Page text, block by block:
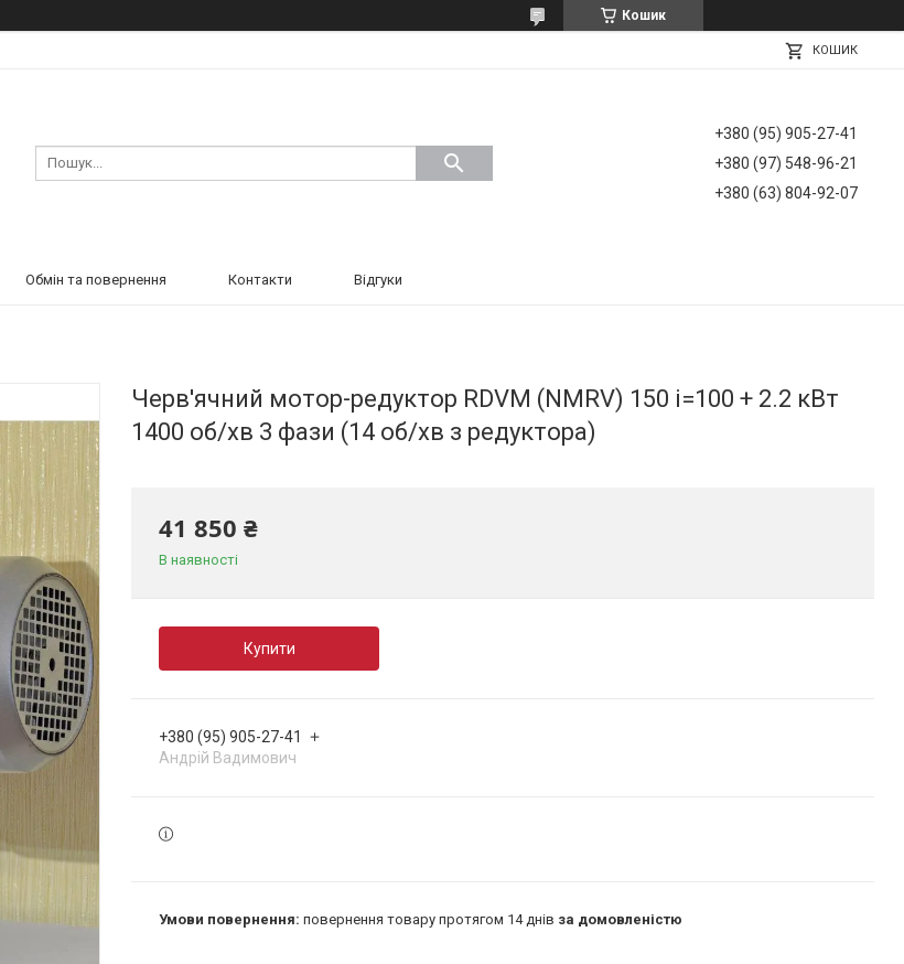
Кошик
КОШИК
+380 (95) 905-27-41
+380 (97) 548-96-21
+380 (63) 804-92-07
Обмін та повернення Контакти Відгуки
Черв'ячний мотор-редуктор RDVM (NMRV) 150 і=100 + 2.2 кВт
1400 об/хв 3 фази (14 об/хв з редуктора)
41 850 ₴
В наявності
Купити
+380 (95) 905-27-41
Андрій Вадимович
повернення товару протягом 14 днів за домовленістю